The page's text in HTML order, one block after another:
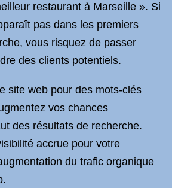
restaurant à Marseille ». Si
pas dans les premiers
vous risquez de passer
des clients potentiels.
site web pour des mots-clés
vos chances
des résultats de recherche.
accrue pour votre
du trafic organique